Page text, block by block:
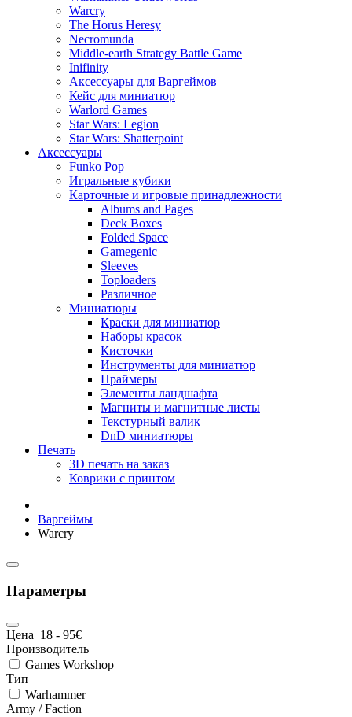
Warcry
The Horus Heresy
Necromunda
Middle-earth Strategy Battle Game
Inifinity
Аксессуары для Варгеймов
Кейс для миниатюр
Warlord Games
Star Wars: Legion
Star Wars: Shatterpoint
Аксессуары
Funko Pop
Игральные кубики
Карточные и игровые принадлежности
Albums and Pages
Deck Boxes
Folded Space
Gamegenic
Sleeves
Toploaders
Различное
Миниатюры
Краски для миниатюр
Наборы красок
Кисточки
Инструменты для миниатюр
Праймеры
Элементы ландшафта
Магниты и магнитные листы
Текстурный валик
DnD миниатюры
Печать
3D печать на заказ
Коврики с принтом
Варгеймы
Warcry
Параметры
Цена 18 - 95€
Производитель
Games Workshop
Тип
Warhammer
Army / Faction